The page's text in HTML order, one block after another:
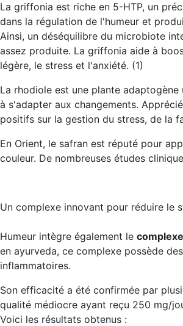
La griffonia est riche en 5-HTP, un
dans la régulation de l'humeur et
Ainsi, un déséquilibre du microbiote
assez produite. La griffonia aide à
légère, le stress et l'anxiété. (1)
La rhodiole est une plante
à s'adapter aux changements.
positifs sur la gestion du stress, de la
En Orient, le safran est réputé pour
couleur. De nombreuses études
Un complexe innovant pour réduire le
Humeur intègre également le
en ayurveda, ce complexe possède des
inflammatoires.
Son efficacité a été confirmée par
qualité médiocre ayant reçu 250 mg/
Voici les résultats obtenus :